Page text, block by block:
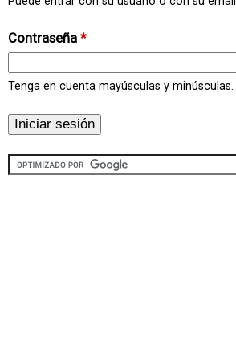
Contraseña *
Tenga en cuenta mayúsculas y minúsculas.